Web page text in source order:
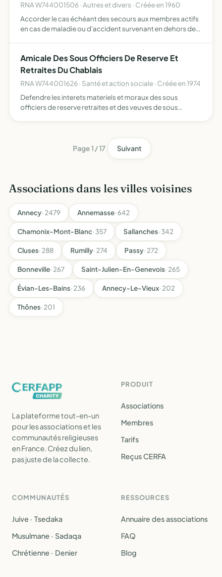
RNA W744001506 · Autres et divers · Créée en 1960
Accorder le cas échéant des secours aux membres actifs
en cas de maladie ou d'accident survenant en dehors des
Amicale Des Sous Officiers De Reserve Et
Retraites Du Chablais
RNA W744001626 · Santé et action sociale · Créée en 1974
Defendre les interets materiels et moraux des sous
officiers de reserve retraites et des veuves de sous
Page 1 / 17 Suivant
Associations dans les villes voisines
Annecy· 2479 Annemasse· 642
Chamonix-Mont-Blanc· 357 Sallanches· 342
Cluses· 288 Rumilly· 274 Passy· 272
Bonneville· 267 Saint-Julien-En-Genevois· 265
Évian-Les-Bains· 236 Annecy-Le-Vieux· 202
Thônes· 201
La plateforme tout-en-un
pour les associations et les
communautés religieuses
en France. Créez du lien,
pas juste de la collecte.
PRODUIT
Associations
Membres
Tarifs
Reçus CERFA
COMMUNAUTÉS
Juive · Tsedaka
Musulmane · Sadaqa
Chrétienne · Denier
RESSOURCES
Annuaire des associations
FAQ
Blog